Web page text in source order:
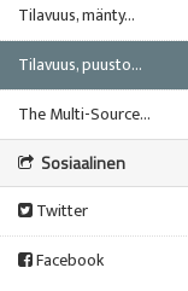
Tilavuus, mänty...
Tilavuus, puusto...
The Multi-Source...
Sosiaalinen
Twitter
Facebook